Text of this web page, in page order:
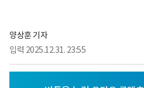
양상훈 기자
입력 2025.12.31. 23:55